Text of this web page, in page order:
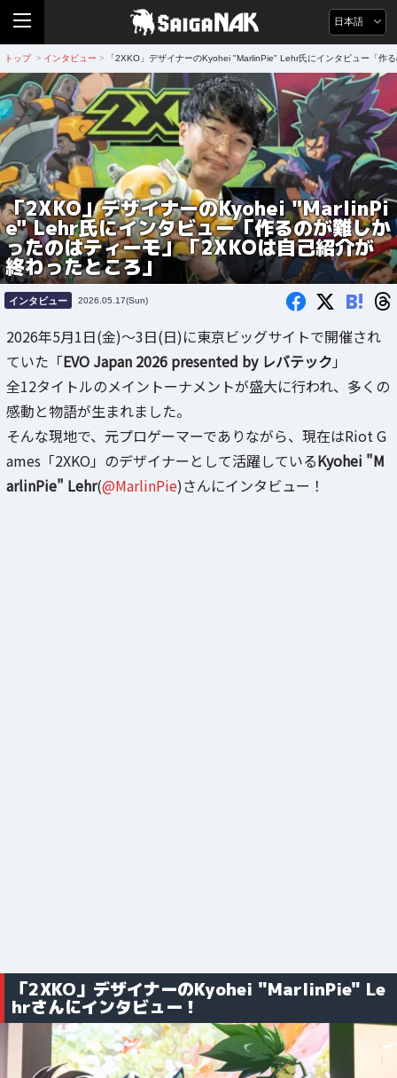
日本語
トップ > インタビュー > 「2XKO」デザイナーのKyohei "MarlinPie" Lehr氏にインタビュー「作
「2XKO」デザイナーのKyohei "MarlinPi
e" Lehr氏にインタビュー「作るのが難しか
ったのはティーモ」「2XKOは自己紹介が
終わったところ」
インタビュー 2026.05.17(Sun) B!
2026年5月1日(金)～3日(日)に東京ビッグサイトで開催され
ていた「EVO Japan 2026 presented by レバテック 」
全12タイトルのメイントーナメントが盛大に行われ、多くの
感動と物語が生まれました。
そんな現地で、元プロゲーマーでありながら、現在はRiot G
ames「2XKO」のデザイナーとして活躍しているKyohei "M
arlinPie" Lehr(@MarlinPie)さんにインタビュー！
「2XKO」デザイナーのKyohei "MarlinPie" Le
hrさんにインタビュー！